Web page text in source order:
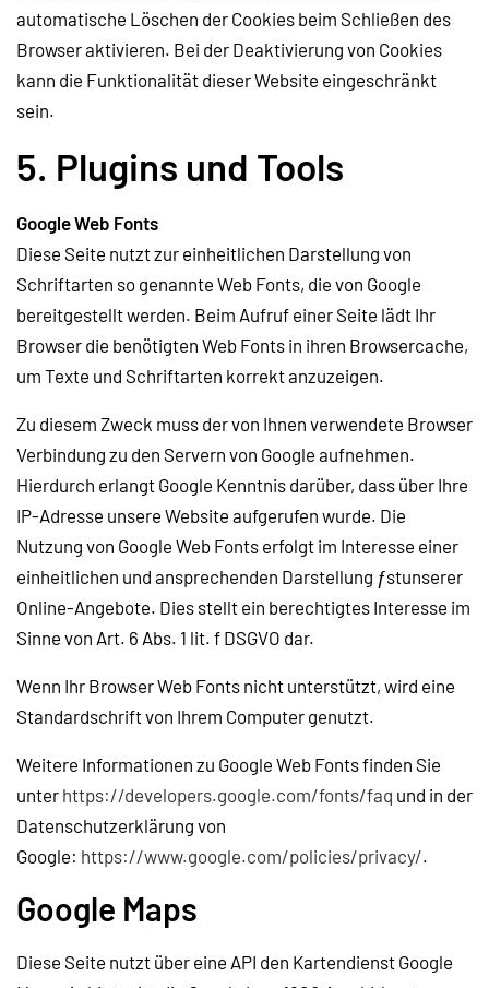
automatische Löschen der Cookies beim Schließen des
Browser aktivieren. Bei der Deaktivierung von Cookies
kann die Funktionalität dieser Website eingeschränkt
sein.
5. Plugins und Tools
Google Web Fonts
Diese Seite nutzt zur einheitlichen Darstellung von
Schriftarten so genannte Web Fonts, die von Google
bereitgestellt werden. Beim Aufruf einer Seite lädt Ihr
Browser die benötigten Web Fonts in ihren Browsercache,
um Texte und Schriftarten korrekt anzuzeigen.
Zu diesem Zweck muss der von Ihnen verwendete Browser
Verbindung zu den Servern von Google aufnehmen.
Hierdurch erlangt Google Kenntnis darüber, dass über Ihre
IP-Adresse unsere Website aufgerufen wurde. Die
Nutzung von Google Web Fonts erfolgt im Interesse einer
einheitlichen und ansprechenden Darstellung ƒstunserer
Online-Angebote. Dies stellt ein berechtigtes Interesse im
Sinne von Art. 6 Abs. 1 lit. f DSGVO dar.
Wenn Ihr Browser Web Fonts nicht unterstützt, wird eine
Standardschrift von Ihrem Computer genutzt.
Weitere Informationen zu Google Web Fonts finden Sie
unter https://developers.google.com/fonts/faq und in der
Datenschutzerklärung von
Google: https://www.google.com/policies/privacy/.
Google Maps
Diese Seite nutzt über eine API den Kartendienst Google